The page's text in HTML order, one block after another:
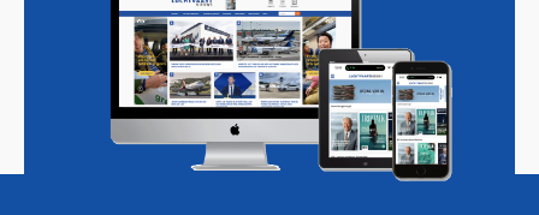
Magazine Podcasts Vacatures